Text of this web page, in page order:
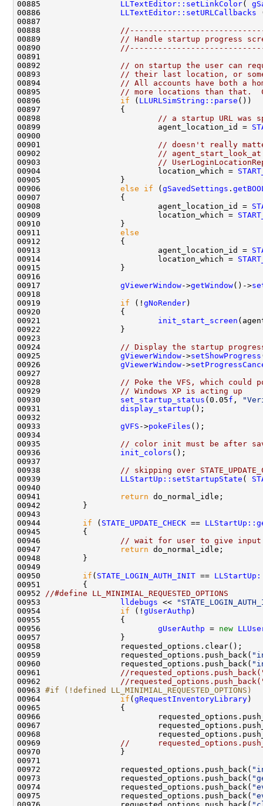
00885 LLTextEditor::setLinkColor(
00886 LLTextEditor::setURLCallbacks
00888
00889
// Handle startup progress
00890
00892
// on startup the user can
00893
// their last location, or
00894
// All accounts have both a
00895
// more locations than that.
00896 if ( LLURLSimString::parse
00898
// a startup URL was
00899                         agent_location_id =
00901
// doesn't really
00902
//
00903
//
00904                         location_which =
00906 else if ( gSavedSettings .
00908                         agent_location_id =
00909                         location_which =
00911 else
00913                         agent_location_id =
00914                         location_which =
00917 gViewerWindow->getWindow()->
00919 if (! gNoRender
00921 init_start_screen
00924
// Display the startup
00925 gViewerWindow->setShowProgress
00926 gViewerWindow->
00928
// Poke the VFS, which
00929
// Windows XP is acting up
00930 set_startup_status (0.05f ,
00931 display_startup
00933 gVFS ->pokeFiles
00935
// color init must be after
00936 init_colors
00938
// skipping over
00939 LLStartUp::setStartupState (
00941
return
00944 if ( STATE_UPDATE_CHECK ==
00946
// wait for user to give input
00947
return
00950 if ( STATE_LOGIN_AUTH_INIT ==
00952
//#define LL_MINIMIAL_REQUESTED_OPTIONS
00953
lldebugs <<
00954 if (! gUserAuthp
00956 gUserAuthp = new
00959                 requested_options.push_back(
00960                 requested_options.push_back(
00961
//
00962
//
00963 #if (!defined LL_MINIMIAL_REQUESTED_OPTIONS)
00964
if ( gRequestInventoryLibrary
00966
00967
00968
00969
//
00972                 requested_options.push_back(
00973                 requested_options.push_back(
00974                 requested_options.push_back(
00975                 requested_options.push_back(